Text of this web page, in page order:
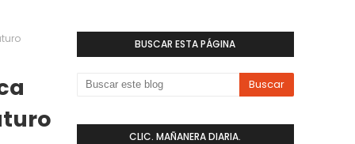
BUSCAR ESTA PÁGINA
CLIC. MAÑANERA DIARIA.